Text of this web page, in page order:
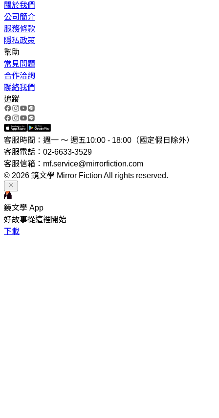
關於我們
公司簡介
服務條款
隱私政策
幫助
常見問題
合作洽詢
聯絡我們
追蹤
客服時間：週一 ～ 週五10:00 - 18:00（國定假日除外）
客服電話：02-6633-3529
客服信箱：mf.service@mirrorfiction.com
© 2026 鏡文學 Mirror Fiction All rights reserved.
鏡文學 App
好故事從這裡開始
下載